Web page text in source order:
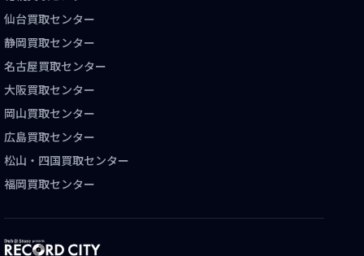
仙台買取センター
静岡買取センター
名古屋買取センター
大阪買取センター
岡山買取センター
広島買取センター
松山・四国買取センター
福岡買取センター